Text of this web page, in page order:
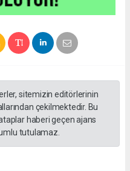
sitemizin editörlerinin
çekilmektedir. Bu
haberi geçen ajans
tutulamaz.